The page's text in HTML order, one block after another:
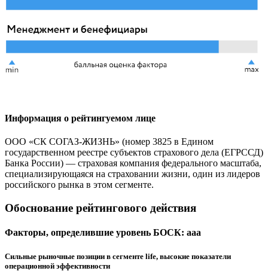
Информация о рейтингуемом лице
ООО «СК СОГАЗ-ЖИЗНЬ» (номер 3825 в Едином
государственном реестре субъектов страхового дела (ЕГРССД)
Банка России) — страховая компания федерального масштаба,
специализирующаяся на страховании жизни, один из лидеров
российского рынка в этом сегменте.
Обоснование рейтингового действия
Факторы, определившие уровень БОСК: aaa
Сильные рыночные позиции в сегменте life, высокие показатели
операционной эффективности